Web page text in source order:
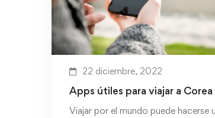
22 diciembre, 2022
Apps útiles para viajar a Corea
Viajar por el mundo puede hacerse